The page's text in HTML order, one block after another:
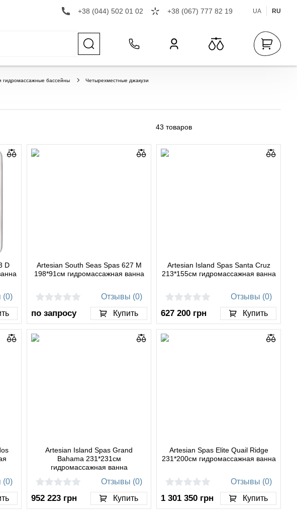
+38 (044) 502 01 02 +38 (067) 777 82 19 UA RU
гидромассажные бассейны Четырехместные джакузи
43 товаров
D
(0)
Artesian South Seas Spas 627 M
198*91см гидромассажная ванна
Отзывы (0)
по запросу Купить
Artesian Island Spas Santa Cruz
213*155см гидромассажная ванна
Отзывы (0)
627 200 грн Купить
(0)
Artesian Island Spas Grand
Bahama 231*231см
гидромассажная ванна
Отзывы (0)
952 223 грн Купить
Artesian Spas Elite Quail Ridge
231*200см гидромассажная ванна
Отзывы (0)
1 301 350 грн Купить